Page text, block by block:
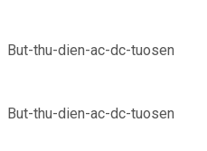
But-thu-dien-ac-dc-tuosen
But-thu-dien-ac-dc-tuosen